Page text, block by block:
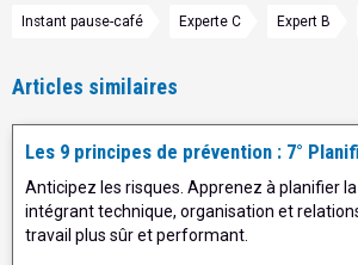
Instant pause-café Experte C Expert B
Articles similaires
Les 9 principes de prévention : 7°
Anticipez les risques. Apprenez à planifier
intégrant technique, organisation et
travail plus sûr et performant.